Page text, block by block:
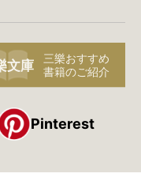
Pinterest